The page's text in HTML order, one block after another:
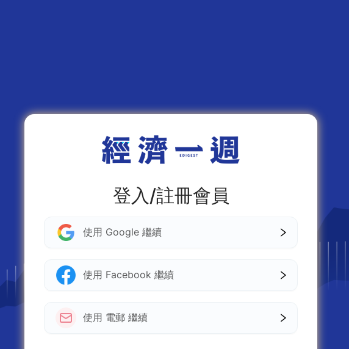
登入/註冊會員
使用 Google 繼續
使用 Facebook 繼續
使用 電郵 繼續